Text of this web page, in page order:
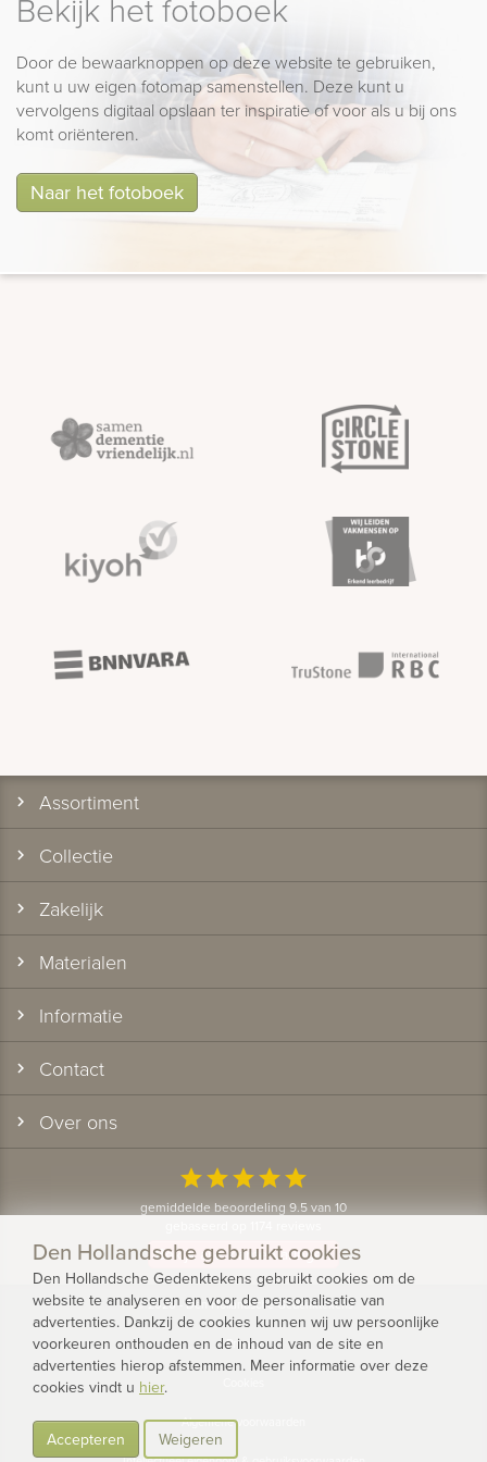
Bekijk het fotoboek
Door de bewaarknoppen op deze website te gebruiken,
kunt u uw eigen fotomap samenstellen. Deze kunt u
vervolgens digitaal opslaan ter inspiratie of voor als u bij ons
komt oriënteren.
Naar het fotoboek
Assortiment
Collectie
Zakelijk
Materialen
Informatie
Contact
Over ons
starstarstarstarstar
gemiddelde beoordeling 9.5 van 10
Bekijk alle klantervaringen
© 2026 - Den Hollandsche Gedenktekens
Privacy
Algemene voorwaarden
Den Hollandsche gebruikt cookies
Den Hollandsche Gedenktekens gebruikt cookies om de
website te analyseren en voor de personalisatie van
advertenties. Dankzij de cookies kunnen wij uw persoonlijke
voorkeuren onthouden en de inhoud van de site en
advertenties hierop afstemmen. Meer informatie over deze
cookies vindt u hier.
Accepteren Weigeren